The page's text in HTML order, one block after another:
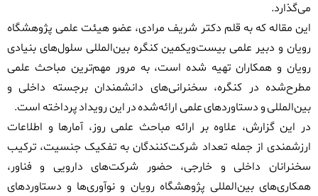
می‌گذارد.
این مقاله که به قلم دکتر شریف مرادی، عضو هیئت علمی پژوهشگاه
رویان و دبیر علمی بیست‌ویکمین کنگره بین‌المللی سلول‌های بنیادی
رویان و همکاران تهیه شده است، به مرور مهم‌ترین مباحث علمی
مطرح‌شده در کنگره، سخنرانی‌های دانشمندان برجسته داخلی و
بین‌المللی و دستاوردهای علمی ارائه‌شده در این رویداد پرداخته است.
در این گزارش، علاوه بر ارائه مباحث علمی روز، آمارها و اطلاعات
ارزشمندی از جمله تعداد شرکت‌کنندگان به تفکیک جنسیت، ترکیب
سخنرانان داخلی و خارجی، حضور شرکت‌های دارویی و فناور،
همکاری‌های بین‌المللی پژوهشگاه رویان و نوآوری‌ها و دستاوردهای